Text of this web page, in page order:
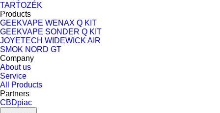
TARTOZÉK
Products
GEEKVAPE WENAX Q KIT
GEEKVAPE SONDER Q KIT
JOYETECH WIDEWICK AIR
SMOK NORD GT
Company
About us
Service
All Products
Partners
CBDpiac